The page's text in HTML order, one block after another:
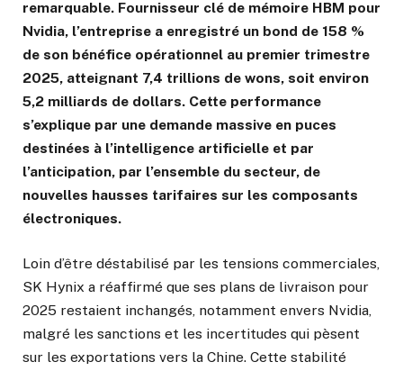
remarquable. Fournisseur clé de mémoire HBM pour
Nvidia, l’entreprise a enregistré un bond de 158 %
de son bénéfice opérationnel au premier trimestre
2025, atteignant 7,4 trillions de wons, soit environ
5,2 milliards de dollars. Cette performance
s’explique par une demande massive en puces
destinées à l’intelligence artificielle et par
l’anticipation, par l’ensemble du secteur, de
nouvelles hausses tarifaires sur les composants
électroniques.
Loin d’être déstabilisé par les tensions commerciales,
SK Hynix a réaffirmé que ses plans de livraison pour
2025 restaient inchangés, notamment envers Nvidia,
malgré les sanctions et les incertitudes qui pèsent
sur les exportations vers la Chine. Cette stabilité